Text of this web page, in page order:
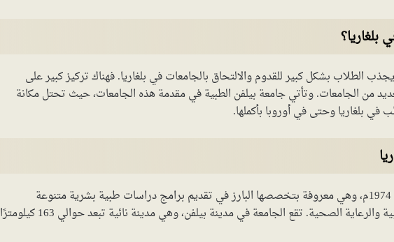
الطلاب بشكل كبير للقدوم والالتحاق بالجامعات في بلغاريا. فهناك تركيز كبير على
من الجامعات. وتأتي جامعة بيلفن الطبية في مقدمة هذه الجامعات، حيث تحتل مكانة
بلغاريا وحتى في أوروبا بأكملها.
تأسست جامعة بيلفن الطبية في عام 1974م، وهي معروفة بتخصصها البارز في تقديم برامج دراسات طبية بشرية متنوعة
بالإضافة إلى بعض برامج العلوم الطبية والرعاية الصحية. تقع الجامعة في مدينة بيلفن، وهي مدينة نائية تبعد حوالي 163 كيلومترًا